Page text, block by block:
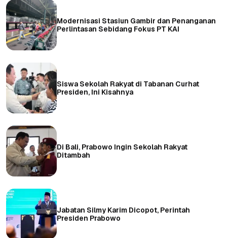
Modernisasi Stasiun Gambir dan Penanganan
Perlintasan Sebidang Fokus PT KAI
Siswa Sekolah Rakyat di Tabanan Curhat
Presiden, Ini Kisahnya
Di Bali, Prabowo Ingin Sekolah Rakyat
Ditambah
Jabatan Silmy Karim Dicopot, Perintah
Presiden Prabowo